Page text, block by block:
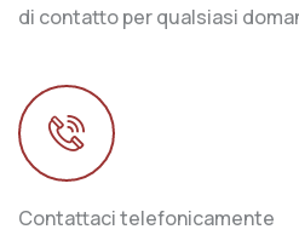
di contatto per qualsiasi
Contattaci telefonicamente